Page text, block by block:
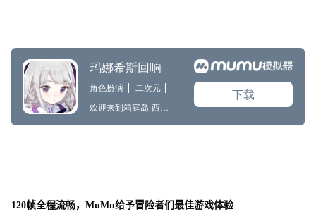
120帧全程流畅，MuMu给予冒险者们最佳游戏体验